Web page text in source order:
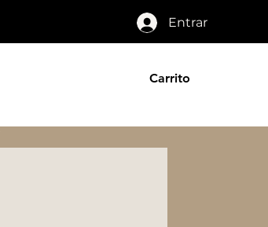
Entrar
Carrito